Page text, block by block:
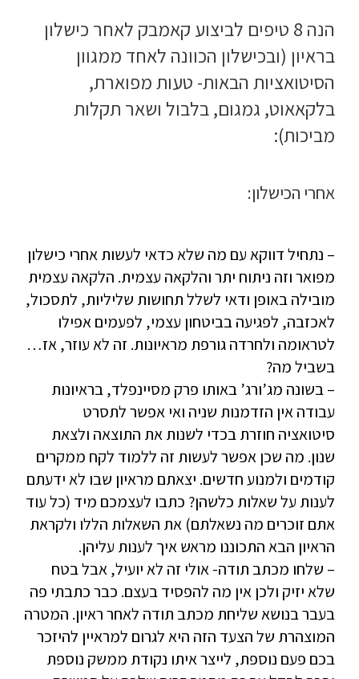
הנה 8 טיפים לביצוע קאמבק לאחר כישלון
בראיון (ובכישלון הכוונה לאחד ממגוון
הסיטואציות הבאות- טעות מפוארת,
בלקאאוט, גמגום, בלבול ושאר תקלות
מביכות):
אחרי הכישלון:
– נתחיל דווקא עם מה שלא כדאי לעשות אחרי כישלון
מפואר וזה ניתוח יתר והלקאה עצמית. הלקאה עצמית
מובילה באופן ודאי לשלל תחושות שליליות, לתסכול,
לאכזבה, לפגיעה בביטחון עצמי, לפעמים אפילו
לטראומה ולחרדה גורפת מראיונות. זה לא עוזר, אז…
בשביל מה?
– בשונה מג’ורג’ באותו פרק מסיינפלד, בראיונות
עבודה אין הזדמנות שניה ואי אפשר לתסרט
סיטואציה חוזרת בכדי לשנות את התוצאה ולצאת
שנון. מה שכן אפשר לעשות זה ללמוד לקח ממקרים
קודמים ולמנוע חדשים. יצאתם מראיון שבו לא ידעתם
לענות על שאלות כלשהן? כתבו לעצמכם מיד (כל עוד
אתם זוכרים מה נשאלתם) את השאלות הללו ולקראת
הראיון הבא התכוננו מראש איך לענות עליהן.
– שלחו מכתב תודה- אולי זה לא יועיל, אבל בטח
שלא יזיק ולכן אין מה להפסיד בעצם. כבר כתבתי פה
בעבר בנושא שליחת מכתב תודה לאחר ראיון. המטרה
המוצהרת של הצעד הזה היא לגרום למראיין להיזכר
בכם פעם נוספת, לייצר איתו נקודת ממשק נוספת